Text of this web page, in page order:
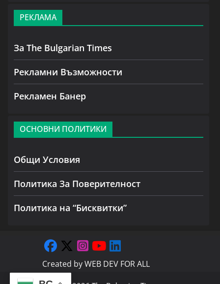
РЕКЛАМА
За The Bulgarian Times
Рекламни Възможности
Рекламен Банер
ОСНОВНИ ПОЛИТИКИ
Общи Условия
Политика За Поверителност
Политика на “Бисквитки”
Created byWEB DEV FOR ALL